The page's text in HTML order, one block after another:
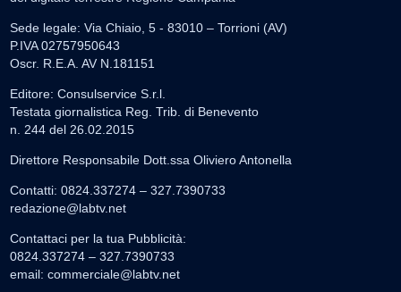
Sede legale: Via Chiaio, 5 - 83010 – Torrioni (AV)
P.IVA 02757950643
Oscr. R.E.A. AV N.181151
Editore: Consulservice S.r.l.
Testata giornalistica Reg. Trib. di Benevento
n. 244 del 26.02.2015
Direttore Responsabile Dott.ssa Oliviero Antonella
Contatti: 0824.337274 – 327.7390733
redazione@labtv.net
Contattaci per la tua Pubblicità:
0824.337274 – 327.7390733
email: commerciale@labtv.net